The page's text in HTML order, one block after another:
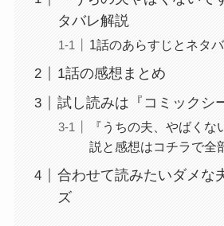
タバレ解説
1話のあらすじとネタ
1話の感想まとめ
試し読みは『コミックシ
『うちの夫、やばく
説と感想はコチラで全
合わせて読みたいダメな
ズ